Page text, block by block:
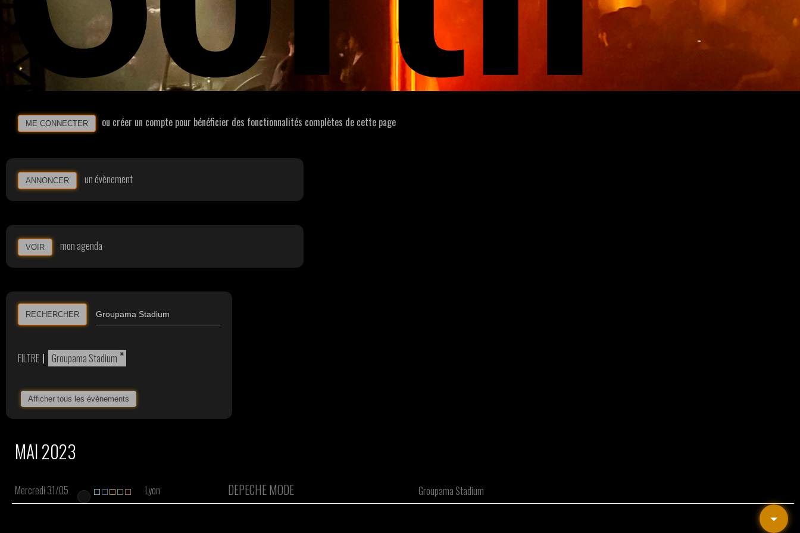
ME CONNECTER ou créer un compte pour bénéficier des fonctionnalités complètes de cette page
ANNONCER un évènement
VOIR mon agenda
RECHERCHER
FILTRE | ×
Groupama Stadium
Afficher tous les évènements
MAI 2023
Mercredi 31/05 Lyon DEPECHE MODE Groupama Stadium